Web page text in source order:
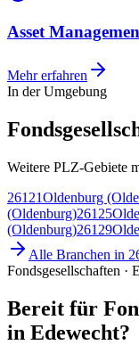
Asset
Mehr erfahren
In der Umgebung
Weitere PLZ-Gebiete
26121Oldenburg
(Oldenburg)26125
(Oldenburg)26129
Alle Branchen in
Fondsgesellschaften ·
Bereit für
in Edewecht?